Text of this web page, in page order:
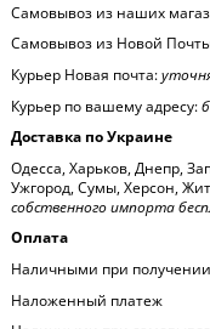
Самовывоз из наших
Самовывоз из Новой
Курьер Новая почта:
Курьер по вашему адресу:
Доставка по Украине
Одесса, Харьков, Днепр,
Ужгород, Сумы, Херсон,
собственного импорта
Оплата
Наличными при получении
Наложенный платеж